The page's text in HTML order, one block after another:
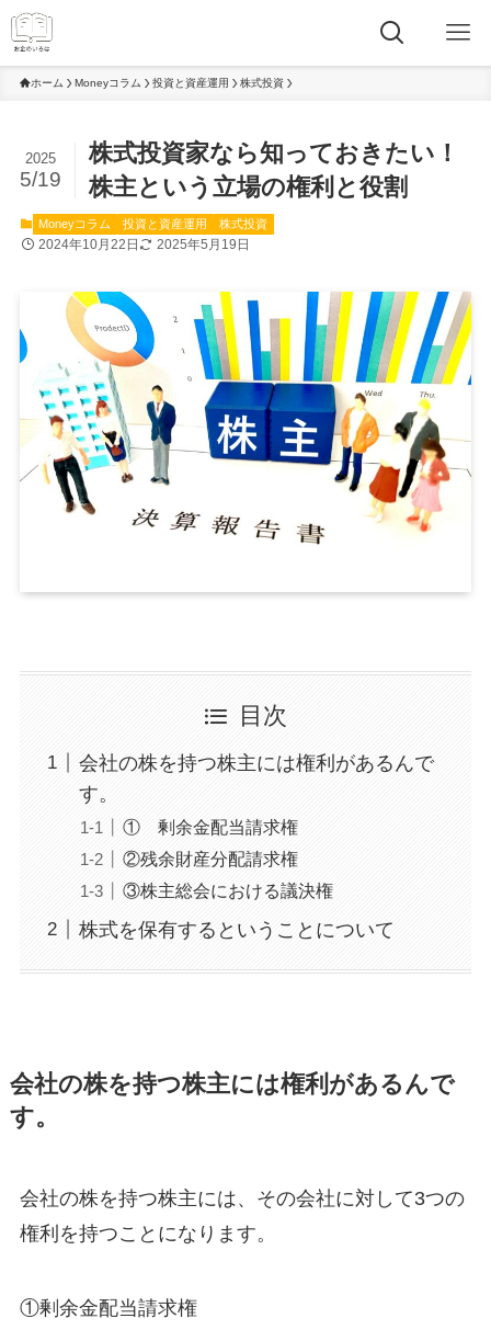
ホーム Moneyコラム 投資と資産運用 株式投資
株式投資家なら知っておきたい！
株主という立場の権利と役割
2025
5/19
Moneyコラム 投資と資産運用 株式投資
2024年10月22日 2025年5月19日
目次
会社の株を持つ株主には権利があるんで
す。
① 剰余金配当請求権
②残余財産分配請求権
③株主総会における議決権
株式を保有するということについて
会社の株を持つ株主には権利があるんで
す。
会社の株を持つ株主には、その会社に対して3つの
権利を持つことになります。
①剰余金配当請求権